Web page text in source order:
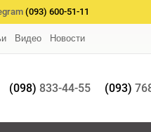
(093) 600-51-11
Видео Новости
(098) 833-44-55 (093)